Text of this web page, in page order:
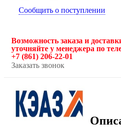
Сообщить о поступлении
Возможность заказа и
уточняйте у менеджера по
+7 (861) 206-22-01
Заказать звонок